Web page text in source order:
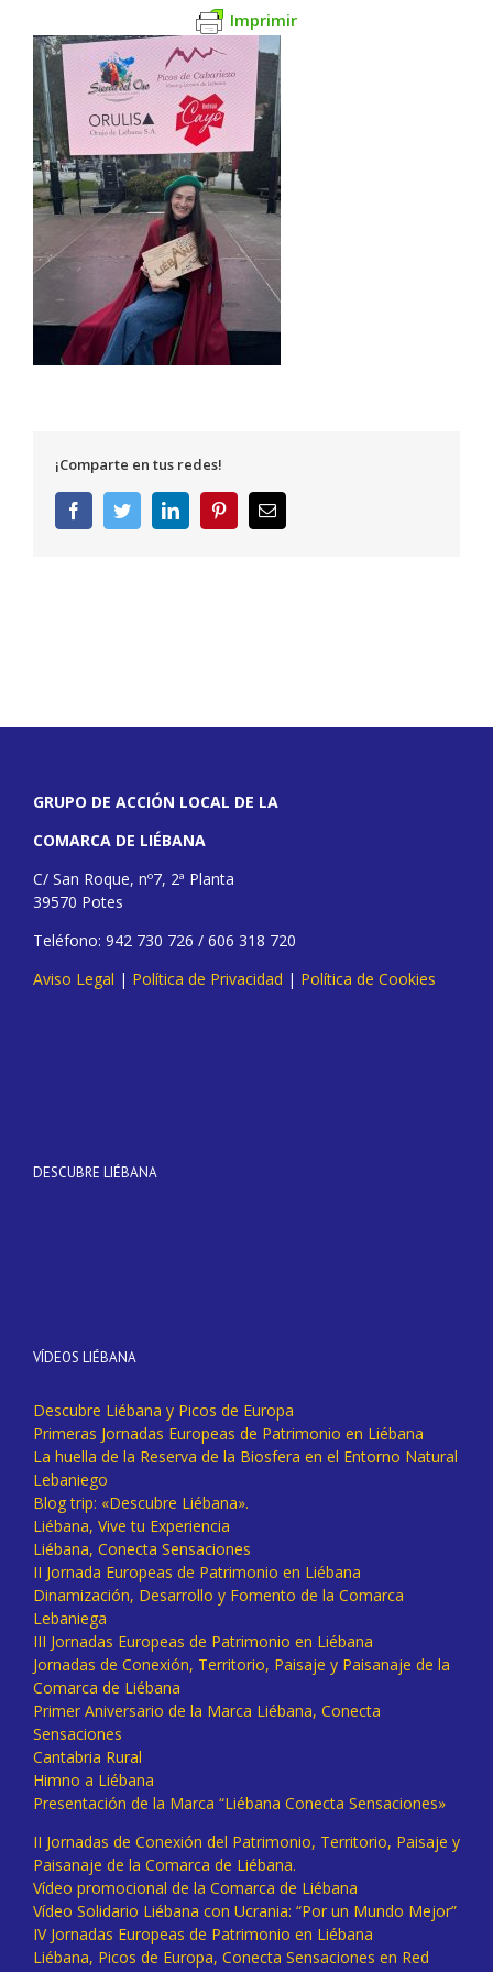
Imprimir
¡Comparte en tus redes!
FacebookTwitterLinkedInPinterestCorreo
electrónico
GRUPO DE ACCIÓN LOCAL DE LA
COMARCA DE LIÉBANA
C/ San Roque, nº7, 2ª Planta
39570 Potes
Teléfono: 942 730 726 / 606 318 720
Aviso Legal | Política de Privacidad | Política de Cookies
DESCUBRE LIÉBANA
VÍDEOS LIÉBANA
Descubre Liébana y Picos de Europa
Primeras Jornadas Europeas de Patrimonio en Liébana
La huella de la Reserva de la Biosfera en el Entorno Natural
Lebaniego
Blog trip: «Descubre Liébana».
Liébana, Vive tu Experiencia
Liébana, Conecta Sensaciones
II Jornada Europeas de Patrimonio en Liébana
Dinamización, Desarrollo y Fomento de la Comarca
Lebaniega
III Jornadas Europeas de Patrimonio en Liébana
Jornadas de Conexión, Territorio, Paisaje y Paisanaje de la
Comarca de Liébana
Primer Aniversario de la Marca Liébana, Conecta
Sensaciones
Cantabria Rural
Himno a Liébana
Presentación de la Marca “Liébana Conecta Sensaciones»
II Jornadas de Conexión del Patrimonio, Territorio, Paisaje y
Paisanaje de la Comarca de Liébana.
Vídeo promocional de la Comarca de Liébana
Vídeo Solidario Liébana con Ucrania: “Por un Mundo Mejor”
IV Jornadas Europeas de Patrimonio en Liébana
Liébana, Picos de Europa, Conecta Sensaciones en Red